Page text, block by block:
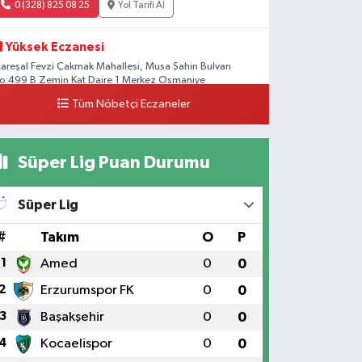
0 (328) 825 08 25 Yol Tarifi Al
Yüksek Eczanesi
Fevzi Çakmak Mahallesi, Musa Şahin Bulvarı
B Zemin Kat Daire 1 Merkez Osmaniye
0 (328) 812 02 00 Yol Tarifi Al
Tüm Nöbetçi Eczaneler
Süper Lig Puan Durumu
Süper Lig
Takım O P
1 Amed 0 0
Erzurumspor FK 0 0
3 Başakşehir 0 0
Kocaelispor 0 0